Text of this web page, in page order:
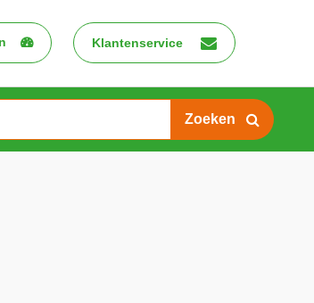
Klantenservice
Search